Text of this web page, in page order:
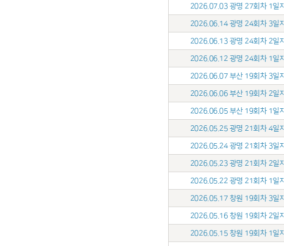
2026.07.03 광명 27회차 1일
2026.06.14 광명 24회차 3일
2026.06.13 광명 24회차 2일
2026.06.12 광명 24회차 1일
2026.06.07 부산 19회차 3일
2026.06.06 부산 19회차 2일
2026.06.05 부산 19회차 1일
2026.05.25 광명 21회차 4일
2026.05.24 광명 21회차 3일
2026.05.23 광명 21회차 2일
2026.05.22 광명 21회차 1일
2026.05.17 창원 19회차 3일
2026.05.16 창원 19회차 2일
2026.05.15 창원 19회차 1일